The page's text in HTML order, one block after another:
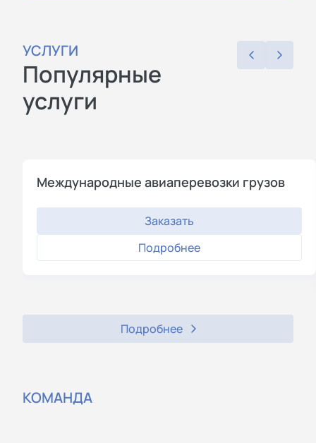
УСЛУГИ
Популярные
услуги
Международные авиаперевозки грузов
Заказать
Подробнее
Подробнее
КОМАНДА